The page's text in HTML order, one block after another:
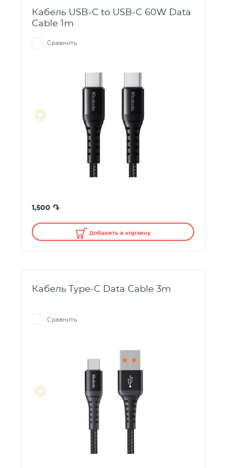
Кабель USB-C to USB-C 60W Data
Cable 1m
Сравнить
1,500 ֏
Добавить в корзину
Кабель Type-C Data Cable 3m
Сравнить